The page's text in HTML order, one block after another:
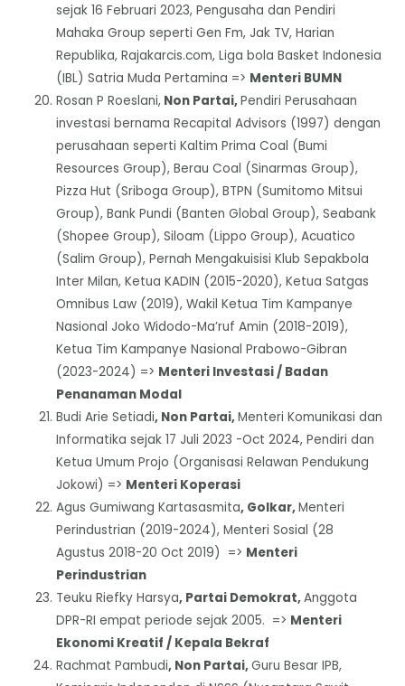
sejak 16 Februari 2023, Pengusaha dan Pendiri
Mahaka Group seperti Gen Fm, Jak TV, Harian
Republika, Rajakarcis.com, Liga bola Basket Indonesia
(IBL) Satria Muda Pertamina => Menteri BUMN
Rosan P Roeslani, Non Partai,Pendiri Perusahaan
investasi bernama Recapital Advisors (1997) dengan
perusahaan seperti Kaltim Prima Coal (Bumi
Resources Group), Berau Coal (Sinarmas Group),
Pizza Hut (Sriboga Group), BTPN (Sumitomo Mitsui
Group), Bank Pundi (Banten Global Group), Seabank
(Shopee Group), Siloam (Lippo Group), Acuatico
(Salim Group), Pernah Mengakuisisi Klub Sepakbola
Inter Milan, Ketua KADIN (2015-2020), Ketua Satgas
Omnibus Law (2019), Wakil Ketua Tim Kampanye
Nasional Joko Widodo-Ma’ruf Amin (2018-2019),
Ketua Tim Kampanye Nasional Prabowo-Gibran
(2023-2024) => Menteri Investasi / Badan
Penanaman Modal
Budi Arie Setiadi, Non Partai,Menteri Komunikasi dan
Informatika sejak 17 Juli 2023 -Oct 2024, Pendiri dan
Ketua Umum Projo (Organisasi Relawan Pendukung
Jokowi) => Menteri Koperasi
Agus Gumiwang Kartasasmita, Golkar,Menteri
Perindustrian (2019-2024), Menteri Sosial (28
Agustus 2018-20 Oct 2019) => Menteri
Perindustrian
Teuku Riefky Harsya, Partai Demokrat,Anggota
DPR-RI empat periode sejak 2005. => Menteri
Ekonomi Kreatif / Kepala Bekraf
Rachmat Pambudi, Non Partai,Guru Besar IPB,